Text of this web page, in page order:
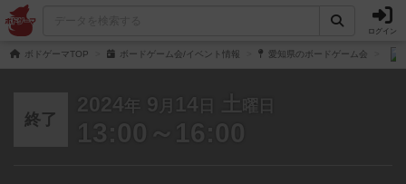
ログイン
ボドゲーマTOP ボードゲーム会/イベント情報 愛知県のボードゲーム会
終了
2024年 9 月 14 日 土 曜日
13:00～16:00